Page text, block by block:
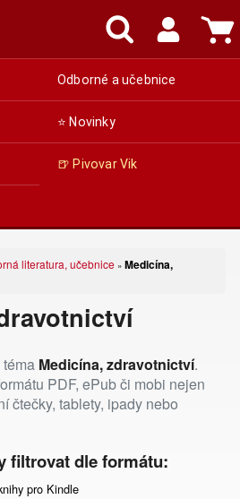
Odborné a učebnice
⭐ Novinky
🍺 Pivovar Vik
literatura, učebnice » Medicína,
Medicína, zdravotnictví.
PDF, ePub či mobi nejen
čtečky, tablety, ipady nebo
filtrovat dle formátu:
pro Kindle